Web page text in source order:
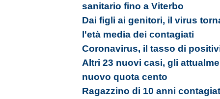
sanitario fino a Viterbo
Dai figli ai genitori, il virus
l'età media dei contagiati
Coronavirus, il tasso di
Altri 23 nuovi casi, gli
nuovo quota cento
Ragazzino di 10 anni